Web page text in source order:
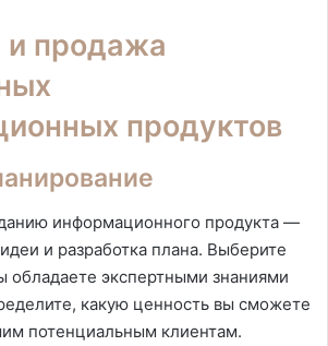
и продажа
продуктов
информационного продукта —
и разработка плана. Выберите
обладаете экспертными знаниями
какую ценность вы сможете
потенциальным клиентам.